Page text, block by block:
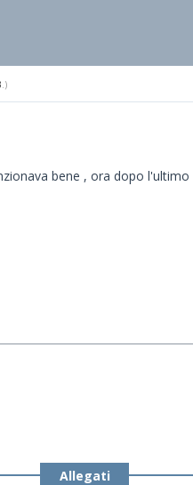
.)
bene , ora dopo
Allegati